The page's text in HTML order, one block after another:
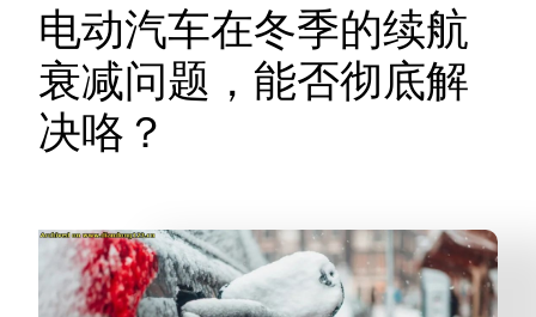
电动汽车在冬季的续航
衰减问题，能否彻底解
决咯？